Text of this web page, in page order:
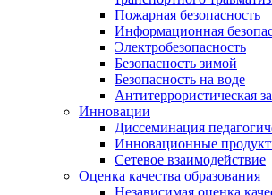
Пожарная безопасность
Информационная
Электробезопасность
Безопасность зимой
Безопасность на воде
Антитеррористическая
Инновации
Диссеминация
Инновационные
Сетевое взаимодействие
Оценка качества образования
Независимая оценка